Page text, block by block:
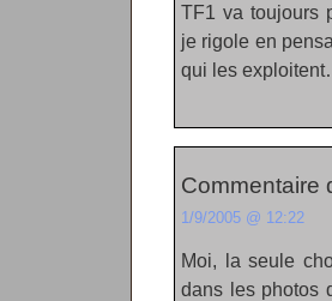
TF1 va toujours
je rigole en
qui les
Commentaire
1/9/2005 @ 12:22
Moi, la seule
dans les photos